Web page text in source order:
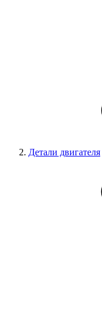
Детали двигателя